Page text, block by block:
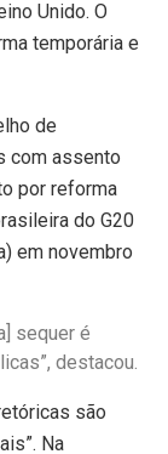
Unido. O
temporária e
de
com assento
por reforma
do G20
em novembro
sequer é
destacou.
são
Na